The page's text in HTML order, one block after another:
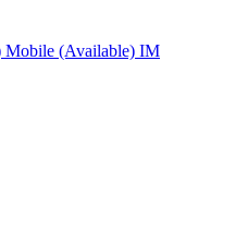
Mobile (Available) IM